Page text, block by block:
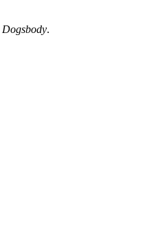
Dogsbody.